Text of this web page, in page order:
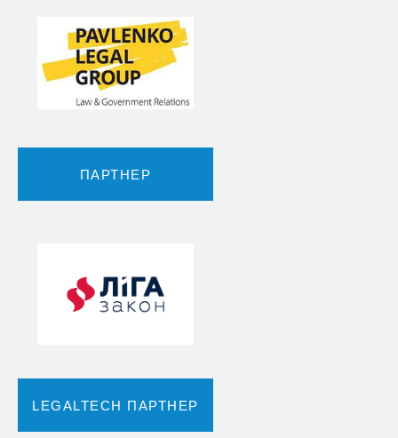
ПАРТНЕР
LEGALTECH ПАРТНЕР